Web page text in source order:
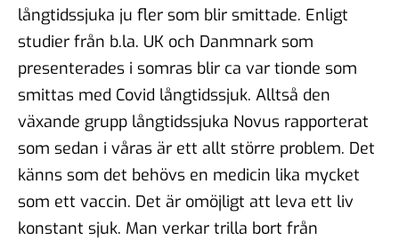
långtidssjuka ju fler som blir smittade. Enligt
studier från b.la. UK och Danmnark som
presenterades i somras blir ca var tionde som
smittas med Covid långtidssjuk. Alltså den
växande grupp långtidssjuka Novus rapporterat
som sedan i våras är ett allt större problem. Det
känns som det behövs en medicin lika mycket
som ett vaccin. Det är omöjligt att leva ett liv
konstant sjuk. Man verkar trilla bort från